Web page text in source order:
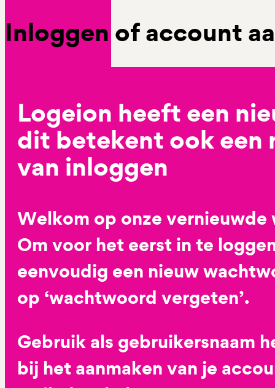
Inloggen of account
Logeion heeft een
dit betekent ook een
van inloggen
Welkom op onze vernieuwde
Om voor het eerst in te
eenvoudig een nieuw
op ‘wachtwoord vergeten’.
Gebruik als gebruikersnaam
bij het aanmaken van je